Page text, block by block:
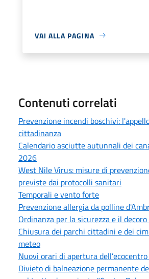
VAI ALLA PAGINA
Contenuti correlati
Prevenzione incendi boschivi:
cittadinanza
Calendario asciutte autunnali dei
2026
West Nile Virus: misure di
previste dai protocolli sanitari
Temporali e vento forte
Prevenzione allergia da polline
Ordinanza per la sicurezza e il
Chiusura dei parchi cittadini e dei
meteo
Nuovi orari di apertura
Divieto di balneazione permanente